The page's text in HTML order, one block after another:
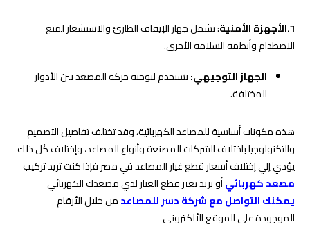
٦.الأجهزة الأمنية: تشمل جهاز الإيقاف الطارئ والاستشعار لمنع
الاصطدام وأنظمة السلامة الأخرى.
الجهاز التوجيهي:يستخدم لتوجيه حركة المصعد بين الأدوار
المختلفة.
هذه مكونات أساسية للمصاعد الكهربائية، وقد تختلف تفاصيل التصميم
والتكنولوجيا باختلاف الشركات المصنعة وأنواع المصاعد، وإختلاف كُل ذلك
يؤدي إلي إختلاف أسعار قطع غيار المصاعد في مصر فإذا كنت تريد تركيب
مصعد كهربائيأو تريد تغير قطع الغيار لدي مصعدك الكهربائي
يمكنك التواصل مع شركة دسر للمصاعدمن خلال الأرقام
الموجودة علي الموقع الألكتروني